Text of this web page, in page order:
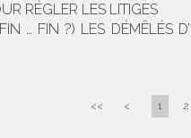
RÉGLER LES LITIGES
… FIN ?) LES DÉMÊLÉS
<< < 1 2